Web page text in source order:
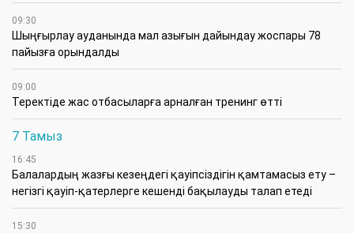
09:30
​Шыңғырлау ауданында мал азығын дайындау жоспары 78
пайызға орындалды
09:00
​Теректіде жас отбасыларға арналған тренинг өтті
7 Тамыз
16:45
Балалардың жазғы кезеңдегі қауіпсіздігін қамтамасыз ету –
негізгі қауіп-қатерлерге кешенді бақылауды талап етеді
15:30